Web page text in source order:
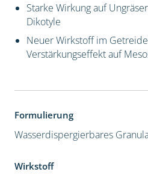
Starke Wirkung auf
Dikotyle
Neuer Wirkstoff im
Verstärkungseffekt auf
Formulierung
Wasserdispergierbares
Wirkstoff